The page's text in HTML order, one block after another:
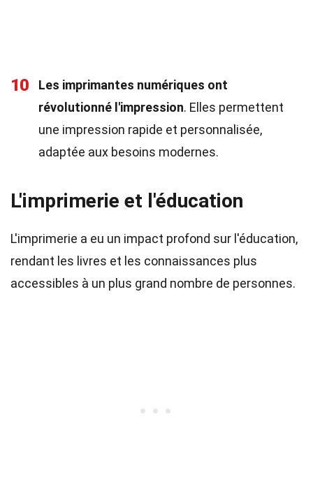
10
Les imprimantes numériques ont
révolutionné l'impression. Elles permettent
une impression rapide et personnalisée,
adaptée aux besoins modernes.
L'imprimerie et l'éducation
L'imprimerie a eu un impact profond sur l'éducation,
rendant les livres et les connaissances plus
accessibles à un plus grand nombre de personnes.